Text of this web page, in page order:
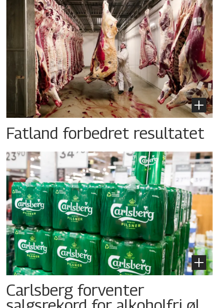
Fatland forbedret resultatet
Carlsberg forventer